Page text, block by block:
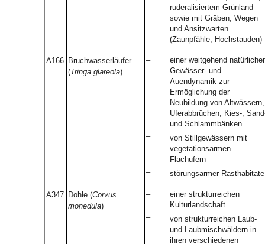
ruderalisiertem Grünland
sowie mit Gräben, Wegen
und Ansitzwarten
(Zaunpfähle, Hochstauden)
A166 Bruchwasserläufer
(Tringa glareola)
–
einer weitgehend
Gewässer- und
Auendynamik zur
Ermöglichung der
Neubildung von Altwässern,
Uferabbrüchen, Kies-,
und Schlammbänken
–
von Stillgewässern mit
vegetationsarmen
Flachufern
–
störungsarmer Rasthabitate
A347 Dohle (Corvus
monedula)
–
einer strukturreichen
Kulturlandschaft
–
von strukturreichen Laub-
und Laubmischwäldern in
ihren verschiedenen